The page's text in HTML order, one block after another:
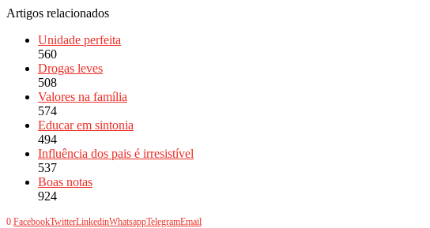
Artigos relacionados
Unidade perfeita
560
Drogas leves
508
Valores na família
574
Educar em sintonia
494
Influência dos pais é irresistível
537
Boas notas
924
0 FacebookTwitterLinkedinWhatsappTelegramEmail